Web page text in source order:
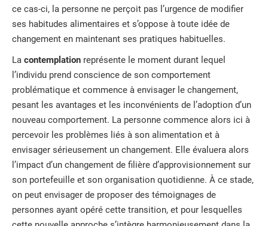
ce cas-ci, la personne ne perçoit pas l’urgence de modifier
ses habitudes alimentaires et s’oppose à toute idée de
changement en maintenant ses pratiques habituelles.
La contemplation représente le moment durant lequel
l’individu prend conscience de son comportement
problématique et commence à envisager le changement,
pesant les avantages et les inconvénients de l’adoption d’un
nouveau comportement. La personne commence alors ici à
percevoir les problèmes liés à son alimentation et à
envisager sérieusement un changement. Elle évaluera alors
l’impact d’un changement de filière d’approvisionnement sur
son portefeuille et son organisation quotidienne. À ce stade,
on peut envisager de proposer des témoignages de
personnes ayant opéré cette transition, et pour lesquelles